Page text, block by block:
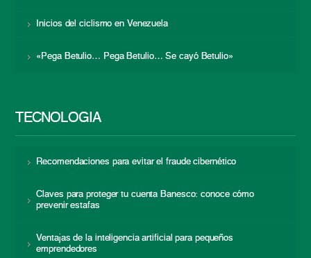
Inicios del ciclismo en Venezuela
«Pega Betulio… Pega Betulio… Se cayó Betulio»
TECNOLOGÍA
Recomendaciones para evitar el fraude cibernético
Claves para proteger tu cuenta Banesco: conoce cómo
prevenir estafas
Ventajas de la inteligencia artificial para pequeños
emprendedores